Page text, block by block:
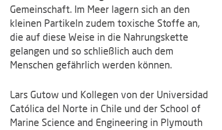
Gemeinschaft. Im Meer lagern sich an den
kleinen Partikeln zudem toxische Stoffe an,
die auf diese Weise in die Nahrungskette
gelangen und so schließlich auch dem
Menschen gefährlich werden können.
Lars Gutow und Kollegen von der Universidad
Católica del Norte in Chile und der School of
Marine Science and Engineering in Plymouth